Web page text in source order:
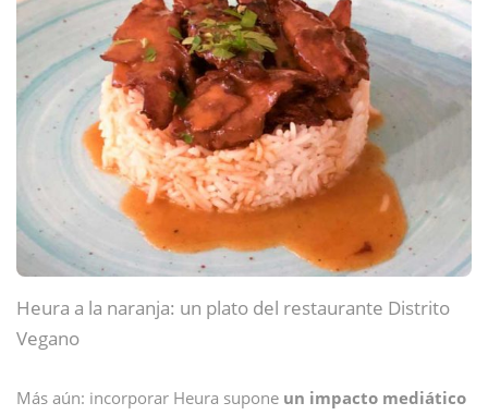
Heura a la naranja: un plato del restaurante Distrito
Vegano
Más aún: incorporar Heura supone un impacto mediático